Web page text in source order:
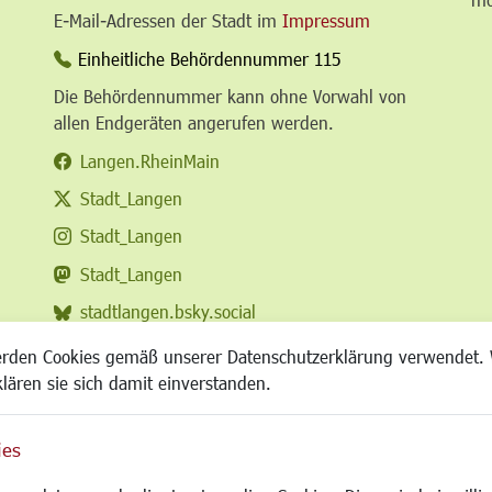
Cookies gemäß unserer Datenschutzerklärung
sie sich damit einverstanden.
E-Mail-Adressen der Stadt im Impressum
Einheitliche Behördennummer 115
Die Behördennummer kann ohne Vorwahl von
allen Endgeräten angerufen werden.
Langen.RheinMain
Stadt_Langen
Stadt_Langen
Stadt_Langen
stadtlangen.bsky.social
RSS-Feed